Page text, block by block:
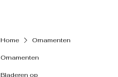
Home Ornamenten
Ornamenten
Bladeren op